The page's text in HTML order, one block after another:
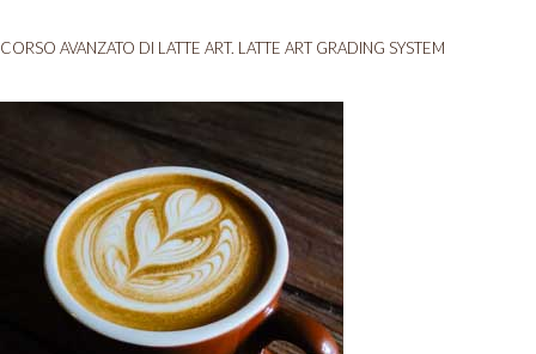
CORSO AVANZATO DI LATTE ART. LATTE ART GRADING SYSTEM